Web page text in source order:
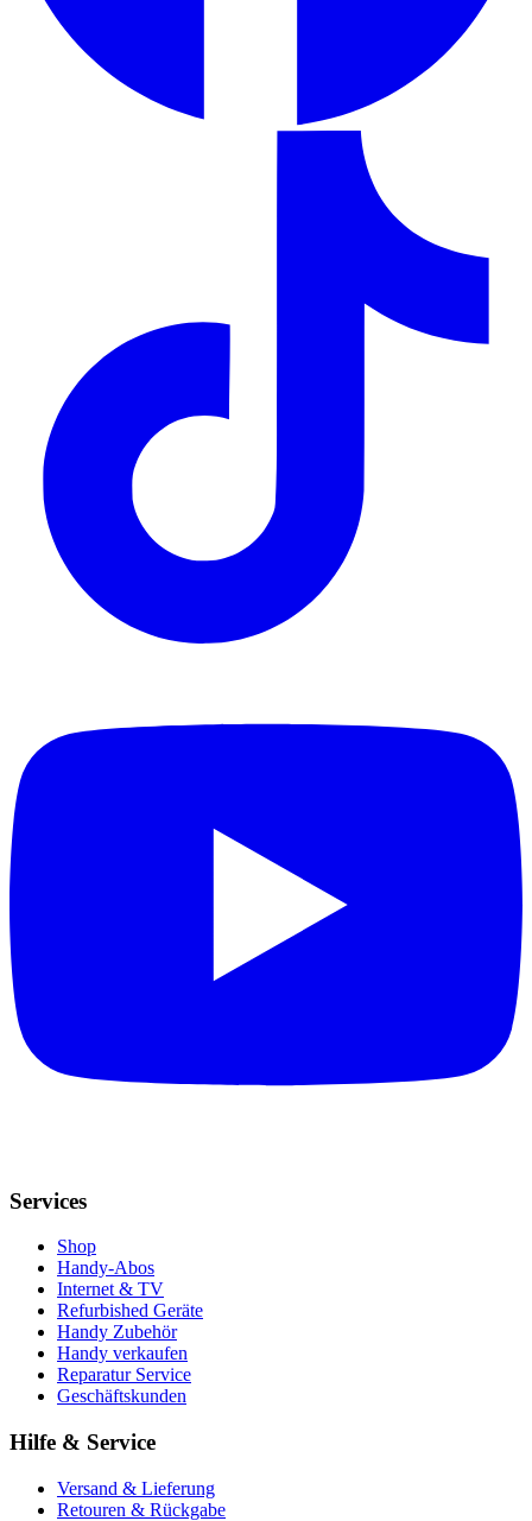
Services
Shop
Handy-Abos
Internet & TV
Refurbished Geräte
Handy Zubehör
Handy verkaufen
Reparatur Service
Geschäftskunden
Hilfe & Service
Versand & Lieferung
Retouren & Rückgabe